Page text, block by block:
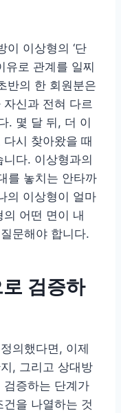
이 이상형의 ‘단
유로 관계를 일찌
반의 한 회원분은
신과 전혀 다르
. 몇 달 뒤, 더 이
시 찾아왔을 때
다. 이상형과의
를 놓치는 안타까
의 이상형이 얼마
어떤 면이 내
문해야 합니다.
검증하
의했다면, 이제
, 그리고 상대방
증하는 단계가
을 나열하는 것